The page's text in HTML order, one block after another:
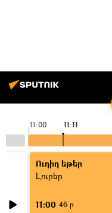
11:00 11:11
Ուղիղ եթեր
Լուրեր
11:00 46 ր